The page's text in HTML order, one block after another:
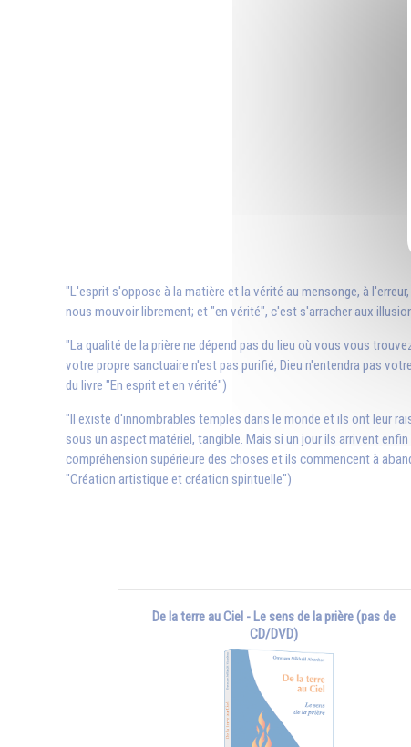
"L'esprit s'oppose à la matière et la vérité au mensonge, à
nous mouvoir librement; et "en vérité", c'est s'arracher aux
"La qualité de la prière ne dépend pas du lieu où vous vous
votre propre sanctuaire n'est pas purifié, Dieu n'entendra pas
du livre "En esprit et en vérité")
"Il existe d'innombrables temples dans le monde et ils ont leur
sous un aspect matériel, tangible. Mais si un jour ils arrivent
compréhension supérieure des choses et ils commencent à
"Création artistique et création spirituelle")
De la terre au Ciel - Le sens de la prière (pas de
CD/DVD)